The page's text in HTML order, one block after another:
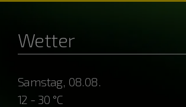
Wetter
Samstag, 08.08.
12 - 30 °C